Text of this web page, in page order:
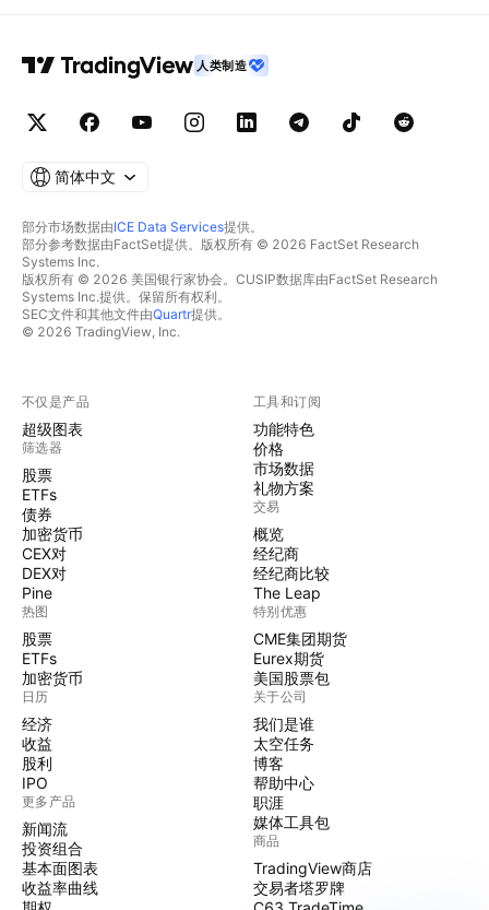
人类制造
简体中文
部分市场数据由ICE Data Services提供。
部分参考数据由FactSet提供。版权所有 © 2026 FactSet Research
Systems Inc.
版权所有 © 2026 美国银行家协会。CUSIP数据库由FactSet Research
Systems Inc.提供。保留所有权利。
SEC文件和其他文件由Quartr提供。
© 2026 TradingView, Inc.
不仅是产品
超级图表
筛选器
股票
ETFs
债券
加密货币
CEX对
DEX对
Pine
热图
股票
ETFs
加密货币
日历
经济
收益
股利
IPO
更多产品
新闻流
投资组合
基本面图表
收益率曲线
工具和订阅
功能特色
价格
市场数据
礼物方案
交易
概览
经纪商
经纪商比较
The Leap
特别优惠
CME集团期货
Eurex期货
美国股票包
关于公司
我们是谁
太空任务
博客
帮助中心
职涯
媒体工具包
商品
TradingView商店
交易者塔罗牌